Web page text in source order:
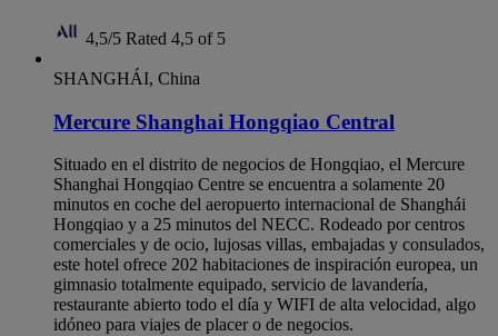
4,5/5 Rated 4,5 of 5
SHANGHÁI, China
Mercure Shanghai Hongqiao Central
Situado en el distrito de negocios de Hongqiao, el Mercure
Shanghai Hongqiao Centre se encuentra a solamente 20
minutos en coche del aeropuerto internacional de Shanghái
Hongqiao y a 25 minutos del NECC. Rodeado por centros
comerciales y de ocio, lujosas villas, embajadas y consulados,
este hotel ofrece 202 habitaciones de inspiración europea, un
gimnasio totalmente equipado, servicio de lavandería,
restaurante abierto todo el día y WIFI de alta velocidad, algo
idóneo para viajes de placer o de negocios.